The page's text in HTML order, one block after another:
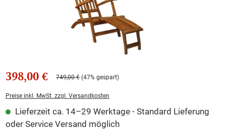
398,00 € 749,00 € (47% gespart)
Preise inkl. MwSt. zzgl. Versandkosten
Lieferzeit ca. 14–29 Werktage - Standard Lieferung
oder Service Versand möglich